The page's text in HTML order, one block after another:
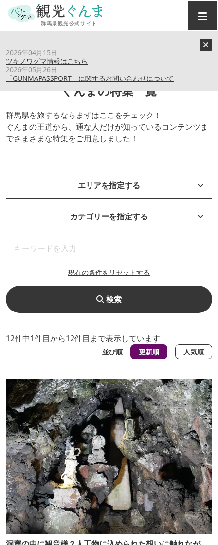
2026年04月15日
ツキノワグマ情報はこちら
2026年05月26日
「GUNMAPASSPORT」に関するお問い合わせについて
ぐんまの特集一覧
群馬県を旅するならまずはここをチェック！
ぐんまの王道から、通な人だけが知っているコンテンツま
でさまざまな特集をご用意しました！
エリアを指定する
カテゴリーを指定する
現在の条件をリセットする
検索
12件中1件目から12件目まで表示しています
並び順 更新順 人気順